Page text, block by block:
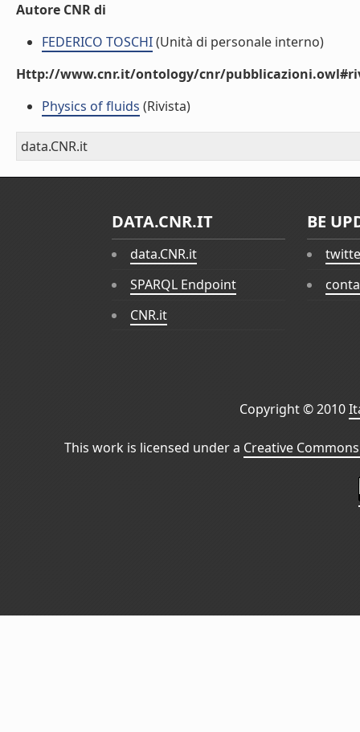
Autore CNR di
FEDERICO TOSCHI(Unità di personale interno)
Http://www.cnr.it/ontology/cnr/
Physics of fluids (Rivista)
data.CNR.it
DATA.CNR.IT
data.CNR.it
SPARQL Endpoint
CNR.it
BE
Copyright © 2010
This work is licensed under a Creative